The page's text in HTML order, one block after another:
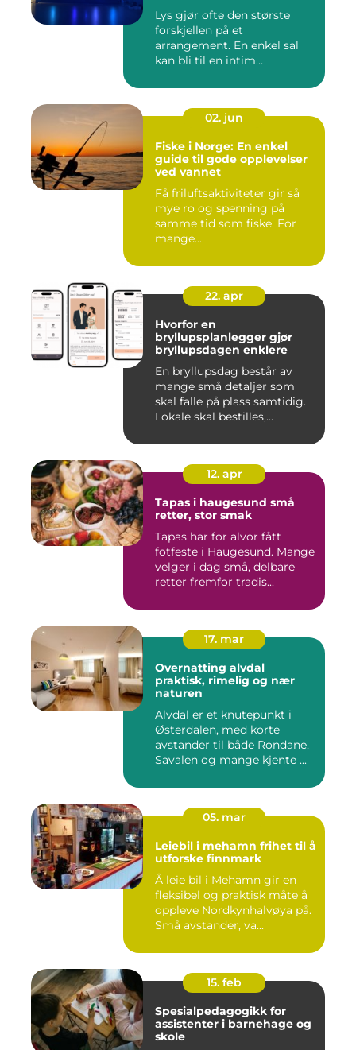
Lys gjør ofte den største
forskjellen på et
arrangement. En enkel sal
kan bli til en intim
02. jun
Fiske i Norge: En enkel
guide til gode opplevelser
ved vannet
Få friluftsaktiviteter gir så
mye ro og spenning på
samme tid som fiske. For
mange...
22. apr
Hvorfor en
bryllupsplanlegger gjør
bryllupsdagen enklere
En bryllupsdag består av
mange små detaljer som
skal falle på plass samtidig.
Lokale skal bestilles,...
12. apr
Tapas i haugesund små
retter, stor smak
Tapas har for alvor fått
fotfeste i Haugesund. Mange
velger i dag små, delbare
retter fremfor tradis...
17. mar
Overnatting alvdal
praktisk, rimelig og nær
naturen
Alvdal er et knutepunkt i
Østerdalen, med korte
avstander til både Rondane,
Savalen og mange kjente ...
05. mar
Leiebil i mehamn frihet til å
utforske finnmark
Å leie bil i Mehamn gir en
fleksibel og praktisk måte å
oppleve Nordkynhalvøya på.
Små avstander, va...
15. feb
Spesialpedagogikk for
assistenter i barnehage og
skole